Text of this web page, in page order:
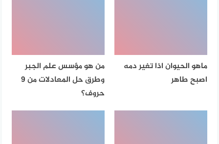
ماهو الحيوان اذا تغير دمه
اصبح طاهر
من هو مؤسس علم الجبر
وطرق حل المعادلات من 9
حروف؟